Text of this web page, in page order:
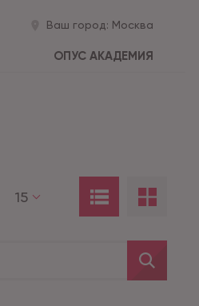
Ваш город: Москва
ОПУС АКАДЕМИЯ
15